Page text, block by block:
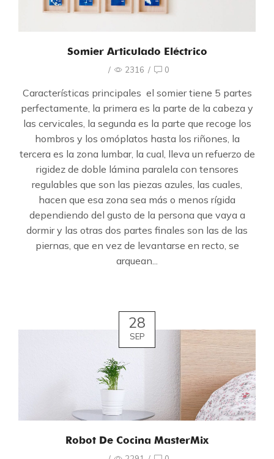
Somier Articulado Eléctrico
/ 2316 / 0
Características principales el somier tiene 5 partes
perfectamente, la primera es la parte de la cabeza y
las cervicales, la segunda es la parte que recoge los
hombros y los omóplatos hasta los riñones, la
tercera es la zona lumbar, la cual, lleva un refuerzo de
rigidez de doble lámina paralela con tensores
regulables que son las piezas azules, las cuales,
hacen que esa zona sea más o menos rígida
dependiendo del gusto de la persona que vaya a
dormir y las otras dos partes finales son las de las
piernas, que en vez de levantarse en recto, se
arquean...
28
SEP
Robot De Cocina MasterMix